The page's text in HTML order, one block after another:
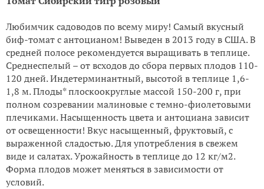
Любимчик садоводов по всему миру! Самый вкусный
биф-томат с антоцианом! Выведен в 2013 году в США. В
средней полосе рекомендуется выращивать в теплице.
Среднеспелый – от всходов до сбора первых плодов 110-
120 дней. Индетерминантный, высотой в теплице 1,6-
1,8 м. Плоды* плоскоокруглые массой 150-200 г, при
полном созревании малиновые с темно-фиолетовыми
плечиками. Насыщенность цвета и антоциана зависит
от освещенности! Вкус насыщенный, фруктовый, с
выраженной сладостью. Для употребления в свежем
виде и салатах. Урожайность в теплице до 12 кг/м2.
Форма плодов может меняться в зависимости от
условий.